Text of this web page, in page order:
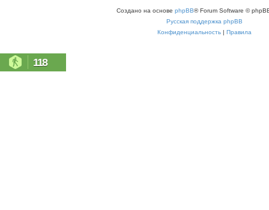
Создано на основе phpBB® Forum Software ©
Русская поддержка phpBB
Конфиденциальность | Правила
118